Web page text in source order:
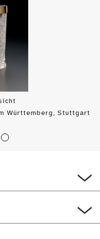
Württemberg, Stuttgart